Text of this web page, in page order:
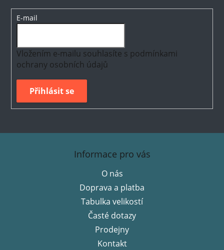
E-mail
Vložením e-mailu souhlasíte s podmínkami
ochrany osobních údajů
Přihlásit se
Z
Informace pro vás
O nás
Doprava a platba
Tabulka velikostí
Časté dotazy
Prodejny
Kontakt